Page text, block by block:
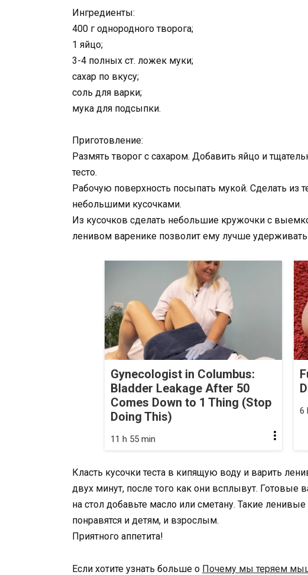
Ингредиенты:
400 г однородного творога;
1 яйцо;
3-4 полных ст. ложек муки;
сахар по вкусу;
соль для варки;
мука для подсыпки.
Приготовление:
Размять творог с сахаром. Добавить яйцо и
тесто.
Рабочую поверхность посыпать мукой. Сделать из
небольшими кусочками.
Из кусочков сделать небольшие кружочки с
ленивом варенике позволит ему лучше
Gynecologist in Columbus:
Bladder Leakage After 50
Comes Down to 1 Thing (Stop
Doing This)
11 h 55 min
6
Класть кусочки теста в кипящую воду и варить
двух минут, после того как они всплывут.
на стол добавьте масло или сметану. Такие
понравятся и детям, и взрослым.
Приятного аппетита!
Если хотите узнать больше о Почему мы теряем